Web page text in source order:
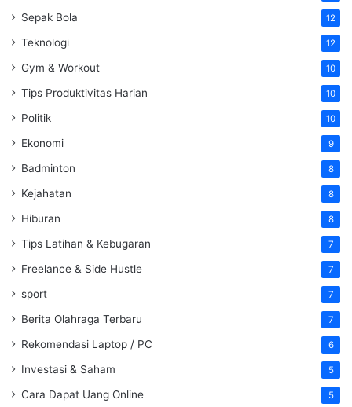
Sepak Bola 12
Teknologi 12
Gym & Workout 10
Tips Produktivitas Harian 10
Politik 10
Ekonomi 9
Badminton 8
Kejahatan 8
Hiburan 8
Tips Latihan & Kebugaran 7
Freelance & Side Hustle 7
sport 7
Berita Olahraga Terbaru 7
Rekomendasi Laptop / PC 6
Investasi & Saham 5
Cara Dapat Uang Online 5